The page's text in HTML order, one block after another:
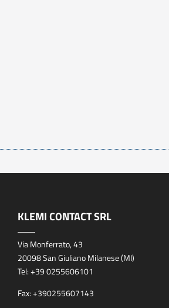
KLEMI CONTACT SRL
Via Monferrato, 43
20098 San Giuliano Milanese (MI)
Tel:+39 0255606101
Fax:+390255607143